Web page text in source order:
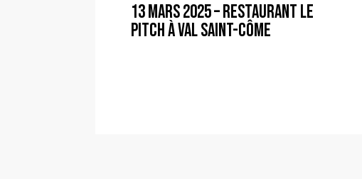
13 mars 2025 – Restaurant Le
Pitch à Val Saint-Côme